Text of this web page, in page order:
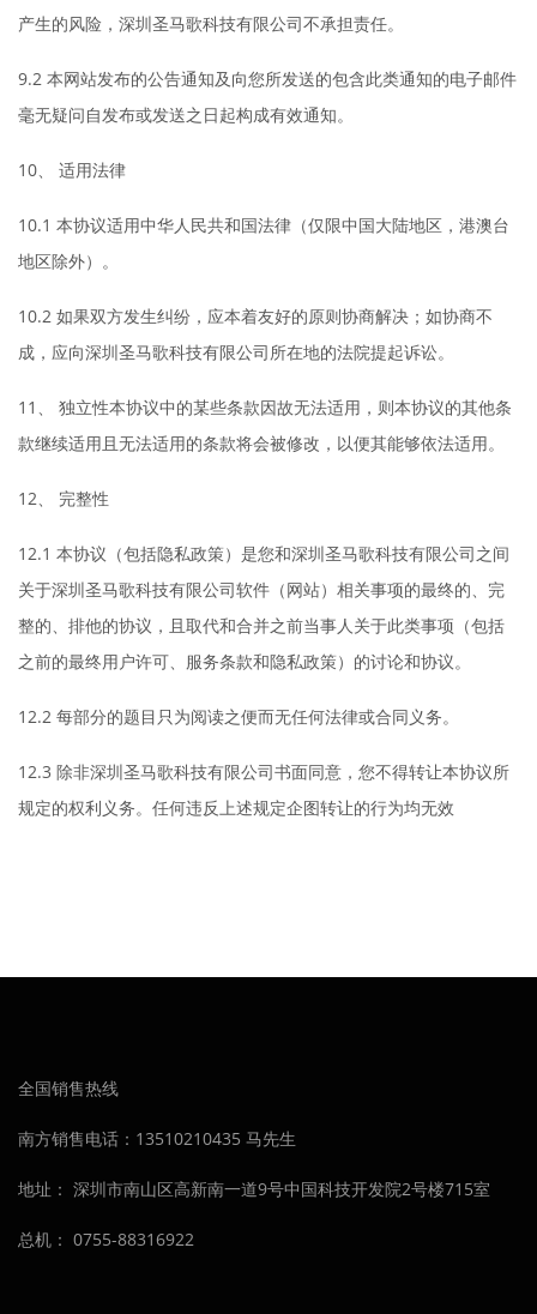
产生的风险，深圳圣马歌科技有限公司不承担责任。
9.2 本网站发布的公告通知及向您所发送的包含此类通知的电子邮件
毫无疑问自发布或发送之日起构成有效通知。
10、 适用法律
10.1 本协议适用中华人民共和国法律（仅限中国大陆地区，港澳台
地区除外）。
10.2 如果双方发生纠纷，应本着友好的原则协商解决；如协商不
成，应向深圳圣马歌科技有限公司所在地的法院提起诉讼。
11、 独立性本协议中的某些条款因故无法适用，则本协议的其他条
款继续适用且无法适用的条款将会被修改，以便其能够依法适用。
12、 完整性
12.1 本协议（包括隐私政策）是您和深圳圣马歌科技有限公司之间
关于深圳圣马歌科技有限公司软件（网站）相关事项的最终的、完
整的、排他的协议，且取代和合并之前当事人关于此类事项（包括
之前的最终用户许可、服务条款和隐私政策）的讨论和协议。
12.2 每部分的题目只为阅读之便而无任何法律或合同义务。
12.3 除非深圳圣马歌科技有限公司书面同意，您不得转让本协议所
规定的权利义务。任何违反上述规定企图转让的行为均无效
全国销售热线
南方销售电话：13510210435 马先生
地址： 深圳市南山区高新南一道9号中国科技开发院2号楼715室
总机： 0755-88316922